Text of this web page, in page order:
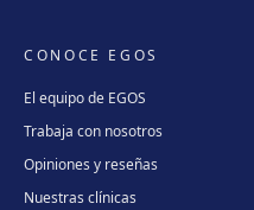
CONOCE EGOS
El equipo de EGOS
Trabaja con nosotros
Opiniones y reseñas
Nuestras clínicas